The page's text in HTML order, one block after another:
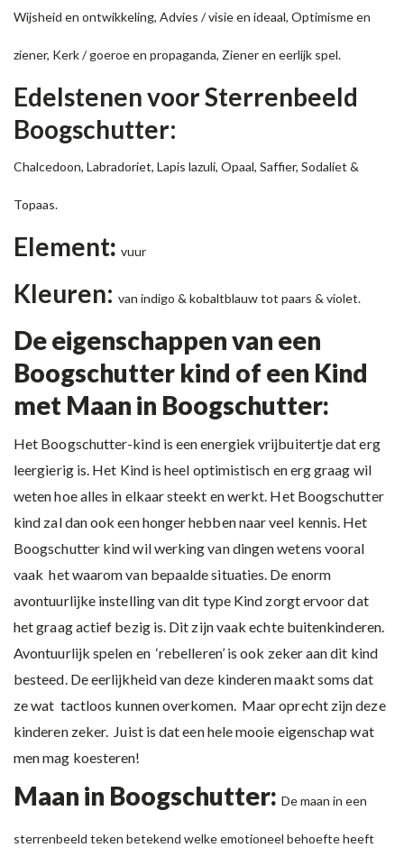
Wijsheid en ontwikkeling, Advies / visie en ideaal, Optimisme en
ziener, Kerk / goeroe en propaganda, Ziener en eerlijk spel.
Edelstenen voor Sterrenbeeld
Boogschutter:
Chalcedoon, Labradoriet, Lapis lazuli, Opaal, Saffier, Sodaliet &
Topaas.
Element: vuur
Kleuren: van indigo & kobaltblauw tot paars & violet.
De eigenschappen van een
Boogschutter kind of een Kind
met Maan in Boogschutter:
Het Boogschutter-kind is een energiek vrijbuitertje dat erg
leergierig is. Het Kind is heel optimistisch en erg graag wil
weten hoe alles in elkaar steekt en werkt. Het Boogschutter
kind zal dan ook een honger hebben naar veel kennis. Het
Boogschutter kind wil werking van dingen wetens vooral
vaak het waarom van bepaalde situaties. De enorm
avontuurlijke instelling van dit type Kind zorgt ervoor dat
het graag actief bezig is. Dit zijn vaak echte buitenkinderen.
Avontuurlijk spelen en ‘rebelleren’ is ook zeker aan dit kind
besteed. De eerlijkheid van deze kinderen maakt soms dat
ze wat tactloos kunnen overkomen. Maar oprecht zijn deze
kinderen zeker. Juist is dat een hele mooie eigenschap wat
men mag koesteren!
Maan in Boogschutter: De maan in een
sterrenbeeld teken betekend welke emotioneel behoefte heeft